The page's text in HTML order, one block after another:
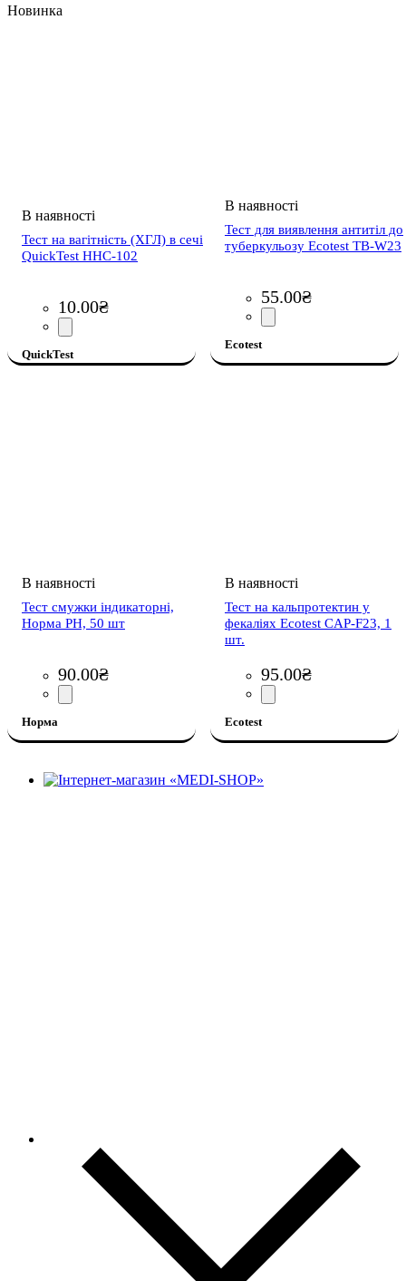
Новинка
Тест на вагітність (ХГЛ) в сечі
QuickTest HHC-102
10.00₴
QuickTest
Тест для виявлення антитіл до
туберкульозу Ecotest TB-W23
55.00₴
Ecotest
Тест смужки індикаторні,
Норма РН, 50 шт
90.00₴
Норма
Тест на кальпротектин у
фекаліях Ecotest CAP-F23, 1
шт.
95.00₴
Ecotest